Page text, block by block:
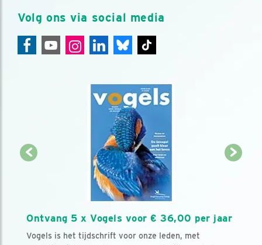
Volg ons via social media
Ontvang 5 x Vogels voor € 36,00 per jaar
Vogels is het tijdschrift voor onze leden, met